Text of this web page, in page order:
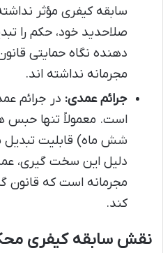
سابقه کیفری مؤثر
صلاحدید خود، حکم را
دهنده نگاه حمایتی
مجرمانه نداشته اند.
جرائم عمدی: در جرائم
است. معمولاً تنها حبس
شش ماه) قابلیت تبدیل
دلیل این سخت گیری،
مجرمانه است که قانون
کند.
نقش سابقه کیفری